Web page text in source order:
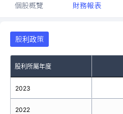
個股概覽 財務報表
股利政策
股利所屬年度
2023
2022